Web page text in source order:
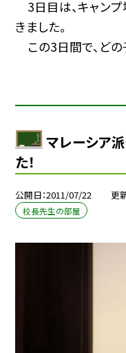
3日目は、キャン
きました。
この3日間で、どの
マレーシア
た！
公開日 2011/07/22 更
校長先生の部屋